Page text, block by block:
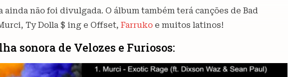
ainda não foi divulgada. O álbum também terá canções de Bad
Ty Dolla $ ing e Offset, Farruko e muitos latinos!
sonora de Velozes e Furiosos: